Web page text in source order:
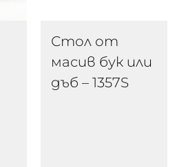
Стол от
масив бук или
дъб – 1357S